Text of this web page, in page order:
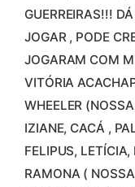
GUERREIRAS!!!
JOGAR , PODE
JOGARAM COM
VITÓRIA
WHEELER
IZIANE, CACÁ ,
FELIPUS,
RAMONA (